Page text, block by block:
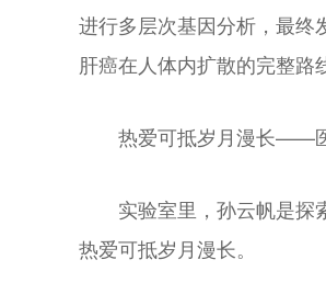
进行多层次基因分析，最终
肝癌在人体内扩散的完整路
热爱可抵岁月漫长——
实验室里，孙云帆是探
热爱可抵岁月漫长。